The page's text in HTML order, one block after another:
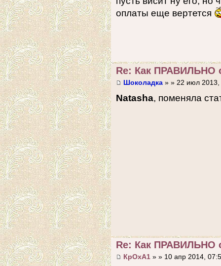
оплаты еще вертется
Re: Как ПРАВИЛЬНО
Шоколадка » » 22 июл 2013,
Natasha, поменяла
Re: Как ПРАВИЛЬНО
КрОхА1 » » 10 апр 2014,